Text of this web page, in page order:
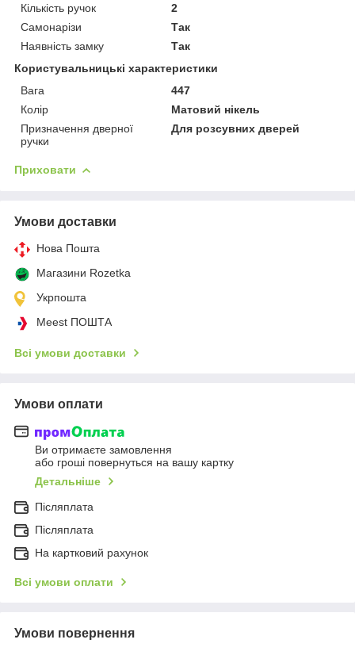
Кількість ручок
2
Самонарізи
Так
Наявність замку
Так
Користувальницькі характеристики
Вага
447
Колір
Матовий нікель
Призначення дверної
ручки
Для розсувних дверей
Приховати
Умови доставки
Нова Пошта
Магазини Rozetka
Укрпошта
Meest ПОШТА
Всі умови доставки
Умови оплати
Ви отримаєте замовлення
або гроші повернуться на вашу картку
Детальніше
Післяплата
Післяплата
На картковий рахунок
Всі умови оплати
Умови повернення